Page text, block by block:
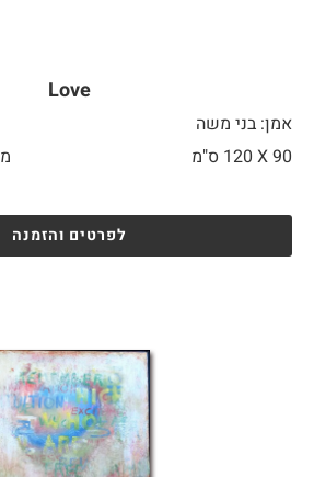
Love
אמן: בני משה
90 X
לפרטים והזמנה